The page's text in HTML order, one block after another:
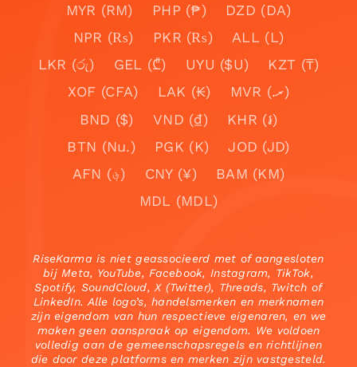
MYR (RM)
PHP (₱)
DZD (DA)
NPR (₨)
PKR (₨)
ALL (L)
LKR (රු)
GEL (₾) UYU ($U)
KZT (₸)
XOF (CFA)
LAK (₭)
MVR (.ރ)
BND ($)
VND (₫)
KHR (៛)
BTN (Nu.)
PGK (K)
JOD (JD)
AFN (؋)
CNY (¥)
BAM (KM)
MDL (MDL)
RiseKarma is niet geassocieerd met of aangesloten
bij Meta, YouTube, Facebook, Instagram, TikTok,
Spotify, SoundCloud, X (Twitter), Threads, Twitch of
LinkedIn. Alle logo’s, handelsmerken en merknamen
zijn eigendom van hun respectieve eigenaren, en we
maken geen aanspraak op eigendom. We voldoen
volledig aan de gemeenschapsregels en richtlijnen
die door deze platforms en merken zijn vastgesteld.